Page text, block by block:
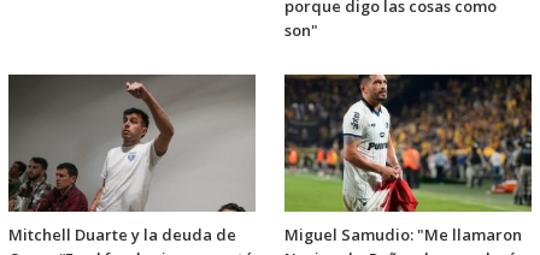
porque digo las cosas como
son"
Mitchell Duarte y la deuda de
Miguel Samudio: "Me llamaron